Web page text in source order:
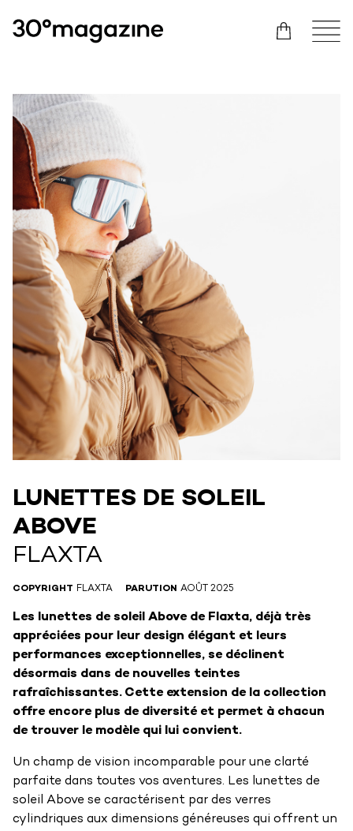
LUNETTES DE SOLEIL
ABOVE
FLAXTA
COPYRIGHT FLAXTA PARUTION AOÛT 2025
Les lunettes de soleil Above de Flaxta, déjà très
appréciées pour leur design élégant et leurs
performances exceptionnelles, se déclinent
désormais dans de nouvelles teintes
rafraîchissantes. Cette extension de la collection
offre encore plus de diversité et permet à chacun
de trouver le modèle qui lui convient.
Un champ de vision incomparable pour une clarté
parfaite dans toutes vos aventures. Les lunettes de
soleil Above se caractérisent par des verres
cylindriques aux dimensions généreuses qui offrent un